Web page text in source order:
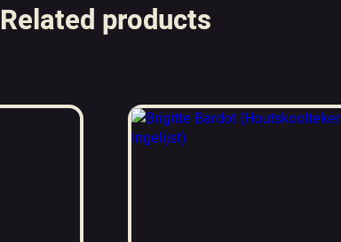
Related products